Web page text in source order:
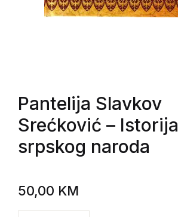
Pantelija Slavkov
Srećković – Istorija
srpskog naroda
50,00 KM